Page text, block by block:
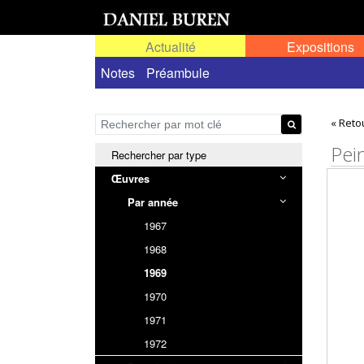
Actualité Expositions
Œuvres permanentes dans l'espace public ou
Notes
Préambule
Rechercher par type
Œuvres
Par année
1967
1968
1969
1970
1971
1972
«